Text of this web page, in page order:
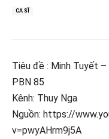
CA SĨ
Tiêu đề : Minh Tuyết –
PBN 85
Kênh: Thuy Nga
Nguồn: https://
v=pwyAHrm9j5A